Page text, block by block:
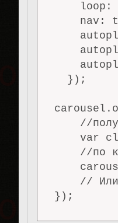
loop:
nav:
  });
//
var
//по
//